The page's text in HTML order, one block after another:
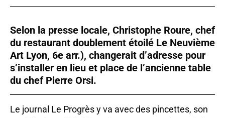
Selon la presse locale, Christophe Roure, chef
du restaurant doublement étoilé Le Neuvième
Art Lyon, 6e arr.), changerait d’adresse pour
s’installer en lieu et place de l’ancienne table
du chef Pierre Orsi.
Le journal Le Progrès y va avec des pincettes, son